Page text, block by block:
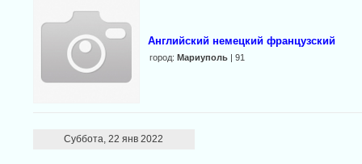
Английский немецкий французский
город: Мариуполь| 91
Суббота, 22 янв 2022